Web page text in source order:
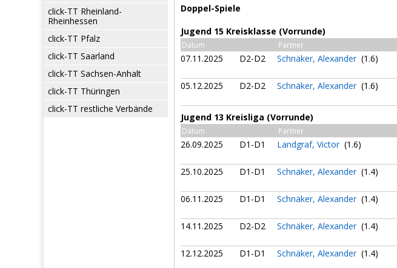
click-TT Rheinland-
Rheinhessen
click-TT Pfalz
click-TT Saarland
click-TT Sachsen-Anhalt
click-TT Thüringen
click-TT restliche Verbände
Doppel-Spiele
Jugend 15 Kreisklasse (Vorrunde)
Datum Partner
07.11.2025 D2-D2 Schnäker, Alexander (1.6)
05.12.2025 D2-D2 Schnäker, Alexander (1.6)
Jugend 13 Kreisliga (Vorrunde)
Datum Partner
26.09.2025 D1-D1 Landgraf, Victor (1.6)
25.10.2025 D1-D1 Schnäker, Alexander (1.4)
06.11.2025 D1-D1 Schnäker, Alexander (1.4)
14.11.2025 D2-D2 Schnäker, Alexander (1.4)
12.12.2025 D1-D1 Schnäker, Alexander (1.4)